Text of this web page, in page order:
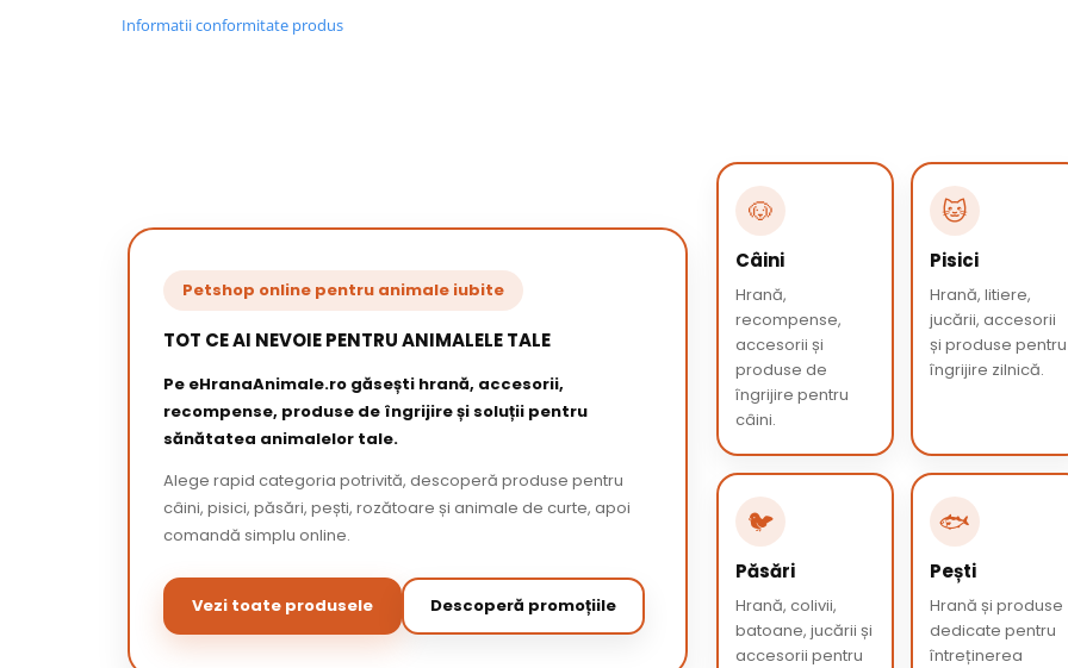
Informatii conformitate produs
Petshop online pentru animale iubite
TOT CE AI NEVOIE PENTRU ANIMALELE TALE
Pe eHranaAnimale.ro găsești hrană, accesorii,
recompense, produse de îngrijire și soluții pentru
sănătatea animalelor tale.
Alege rapid categoria potrivită, descoperă produse pentru
câini, pisici, păsări, pești, rozătoare și animale de curte, apoi
comandă simplu online.
Vezi toate produsele Descoperă promoțiile
🐶
Câini
Hrană,
recompense,
accesorii și
produse de
îngrijire pentru
câini.
🐱
Pisici
Hrană, litiere,
jucării, accesorii
și produse pentru
îngrijire zilnică.
🐦
Păsări
Hrană, colivii,
batoane, jucării și
accesorii pentru
🐟
Pești
Hrană și produse
dedicate pentru
întreținerea